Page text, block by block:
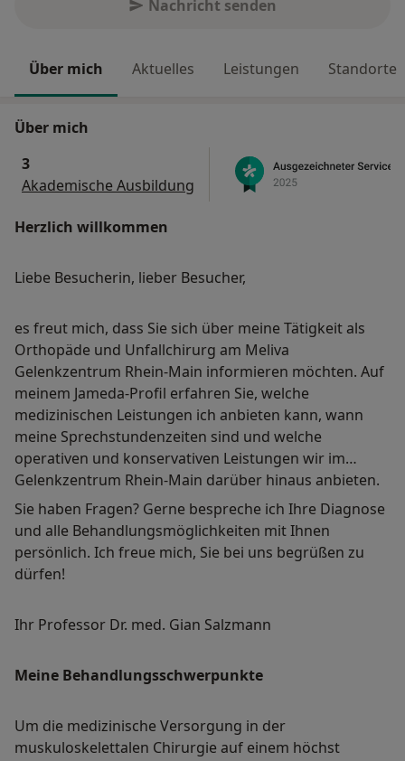
Nachricht senden
Über mich Aktuelles Leistungen Standorte
Über mich
3
Akademische Ausbildung
Herzlich willkommen
Liebe Besucherin, lieber Besucher,
es freut mich, dass Sie sich über meine Tätigkeit als
Orthopäde und Unfallchirurg am Meliva
Gelenkzentrum Rhein-Main informieren möchten. Auf
meinem Jameda-Profil erfahren Sie, welche
medizinischen Leistungen ich anbieten kann, wann
meine Sprechstundenzeiten sind und welche
operativen und konservativen Leistungen wir im
Gelenkzentrum Rhein-Main darüber hinaus anbieten.
Sie haben Fragen? Gerne bespreche ich Ihre Diagnose
und alle Behandlungsmöglichkeiten mit Ihnen
persönlich. Ich freue mich, Sie bei uns begrüßen zu
dürfen!
Ihr Professor Dr. med. Gian Salzmann
Meine Behandlungsschwerpunkte
Um die medizinische Versorgung in der
muskuloskelettalen Chirurgie auf einem höchst